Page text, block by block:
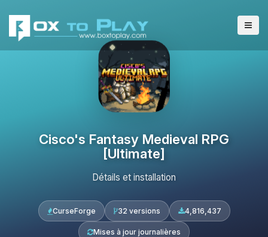
Cisco's Fantasy Medieval RPG
[Ultimate]
Détails et installation
CurseForge 32 versions 4,816,437
Mises à jour journalières